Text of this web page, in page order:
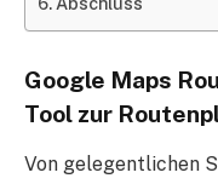
Google Maps
Tool zur
Von gelegentlichen